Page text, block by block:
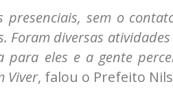
sem o
Foram diversas
para eles e a gente
Viver, falou o Prefeito